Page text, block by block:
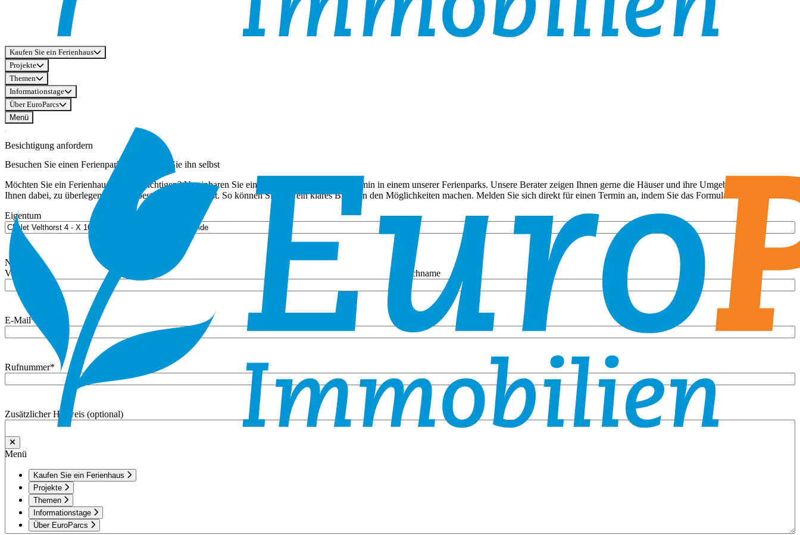
Kaufen Sie ein Ferienhaus
Projekte
Themen
Informationstage
Über EuroParcs
Menü
Menü
Kaufen Sie ein Ferienhaus
Projekte
Themen
Informationstage
Über EuroParcs
Besichtigung anfordern
Besuchen Sie einen Ferienpark und erleben Sie ihn selbst
Möchten Sie ein Ferienhaus selbst besichtigen? Vereinbaren Sie einfach einen Besichtigungstermin in einem unserer Ferienparks. Unsere Berater zeigen Ihnen gerne die Häuser und ihre Umgebung und helfen
Ihnen dabei, zu überlegen, was am besten zu Ihnen passt. So können Sie sich ein klares Bild von den Möglichkeiten machen. Melden Sie sich direkt für einen Termin an, indem Sie das Formular ausfüllen.
Eigentum
Name
Vorname
Nachname
E-Mail*
Rufnummer*
Zusätzlicher Hinweis (optional)